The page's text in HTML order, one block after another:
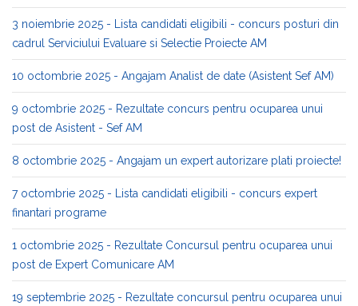
3 noiembrie 2025 - Lista candidati eligibili - concurs posturi din
cadrul Serviciului Evaluare si Selectie Proiecte AM
10 octombrie 2025 - Angajam Analist de date (Asistent Sef AM)
9 octombrie 2025 - Rezultate concurs pentru ocuparea unui
post de Asistent - Sef AM
8 octombrie 2025 - Angajam un expert autorizare plati proiecte!
7 octombrie 2025 - Lista candidati eligibili - concurs expert
finantari programe
1 octombrie 2025 - Rezultate Concursul pentru ocuparea unui
post de Expert Comunicare AM
19 septembrie 2025 - Rezultate concursul pentru ocuparea unui